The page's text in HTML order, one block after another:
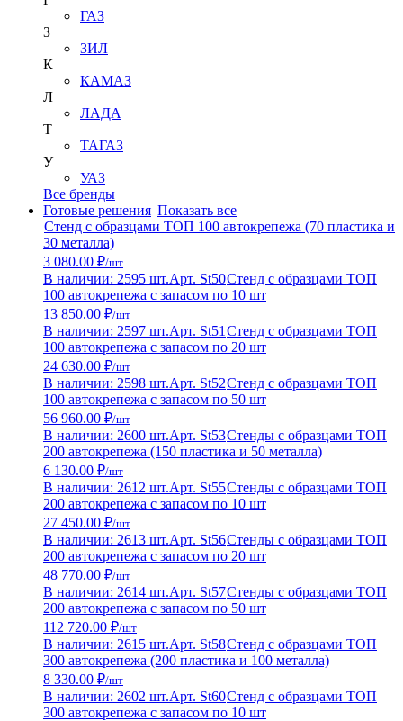
ГАЗ
З
ЗИЛ
К
КАМАЗ
Л
ЛАДА
Т
ТАГАЗ
У
УАЗ
Все бренды
Готовые решения Показать все
Стенд с образцами ТОП 100 автокрепежа (70 пластика и
30 металла)
3 080.00 ₽/шт
В наличии: 2595 шт.Арт. St50Стенд с образцами ТОП
100 автокрепежа с запасом по 10 шт
13 850.00 ₽/шт
В наличии: 2597 шт.Арт. St51 Стенд с образцами ТОП
100 автокрепежа с запасом по 20 шт
24 630.00 ₽/шт
В наличии: 2598 шт.Арт. St52Стенд с образцами ТОП
100 автокрепежа с запасом по 50 шт
56 960.00 ₽/шт
В наличии: 2600 шт.Арт. St53Стенды с образцами ТОП
200 автокрепежа (150 пластика и 50 металла)
6 130.00 ₽/шт
В наличии: 2612 шт.Арт. St55Стенды с образцами ТОП
200 автокрепежа с запасом по 10 шт
27 450.00 ₽/шт
В наличии: 2613 шт.Арт. St56Стенды с образцами ТОП
200 автокрепежа с запасом по 20 шт
48 770.00 ₽/шт
В наличии: 2614 шт.Арт. St57Стенды с образцами ТОП
200 автокрепежа с запасом по 50 шт
112 720.00 ₽/шт
В наличии: 2615 шт.Арт. St58Стенд с образцами ТОП
300 автокрепежа (200 пластика и 100 металла)
8 330.00 ₽/шт
В наличии: 2602 шт.Арт. St60Стенд с образцами ТОП
300 автокрепежа с запасом по 10 шт